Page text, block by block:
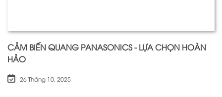
CẢM BIẾN QUANG PANASONICS - LỰA CHỌN HOÀN
HẢO
26 Tháng 10, 2025